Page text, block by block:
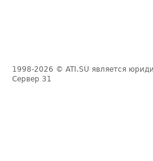
1998-2026 © ATI.SU является
Сервер 31